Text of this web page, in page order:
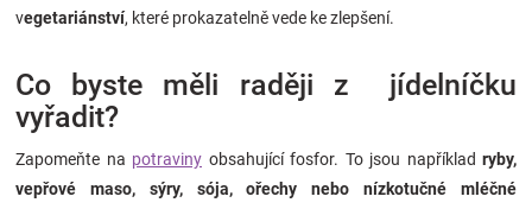
vegetariánství, které prokazatelně vede ke zlepšení.
Co byste měli raději z jídelníčku
vyřadit?
Zapomeňte na potraviny obsahující fosfor. To jsou například ryby,
vepřové maso, sýry, sója, ořechy nebo nízkotučné mléčné